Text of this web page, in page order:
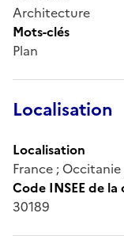
Architecture
Mots-clés
Plan
Localisation
Localisation
France ;
Code INSEE de
30189